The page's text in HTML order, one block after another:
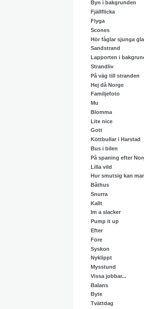
Byn i bakgrunden
Fjällflicka
Flyga
Scones
Hör fåglar sjunga
Sandstrand
Lapporten i
Strandliv
På väg till stranden
Hej då Norge
Familjefoto
Mu
Blomma
Lite nice
Gott
Köttbullar i Harstad
Bus i bilen
På spaning efter
Lilla vild
Hur smutsig kan
Båthus
Snurra
Kallt
Im a slacker
Pump it up
Efter
Före
Syskon
Nyklippt
Mysstund
Vissa jobbar...
Balans
Byte
Tvättdag